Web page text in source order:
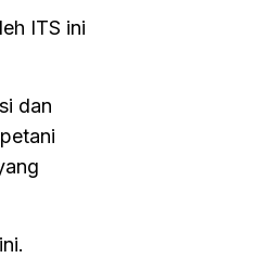
ITS ini
dan